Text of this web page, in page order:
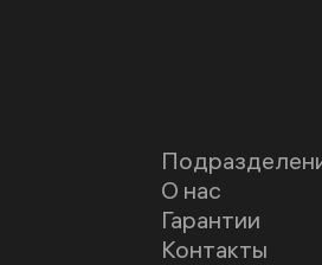
О нас
Гарантии
Контакты